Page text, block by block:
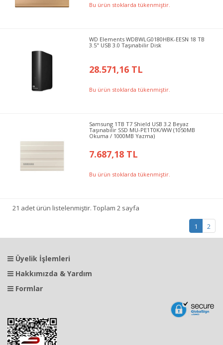
Bu ürün stoklarda tükenmiştir.
WD Elements WDBWLG0180HBK-EESN 18 TB
3.5" USB 3.0 Taşınabilir Disk
28.571,16 TL
Bu ürün stoklarda tükenmiştir.
Samsung 1TB T7 Shield USB 3.2 Beyaz
Taşınabilir SSD MU-PE1T0K/WW (1050MB
Okuma / 1000MB Yazma)
7.687,18 TL
Bu ürün stoklarda tükenmiştir.
21 adet ürün listelenmiştir. Toplam 2 sayfa
1 2
Üyelik İşlemleri
Hakkımızda & Yardım
Formlar